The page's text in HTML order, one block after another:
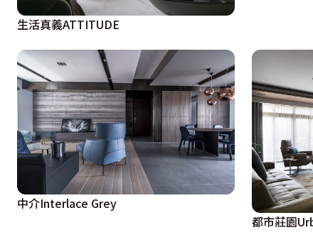
生活真義ATTITUDE
中介Interlace Grey
都市莊園